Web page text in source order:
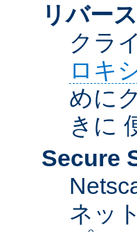
リバー
クラ
ロキ
めに
きに
Secure
ネッ